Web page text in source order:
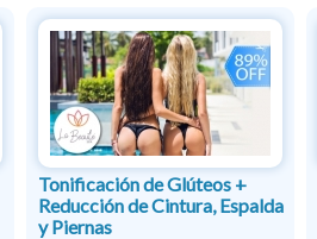
Tonificación de Glúteos +
Reducción de Cintura, Espalda
y Piernas